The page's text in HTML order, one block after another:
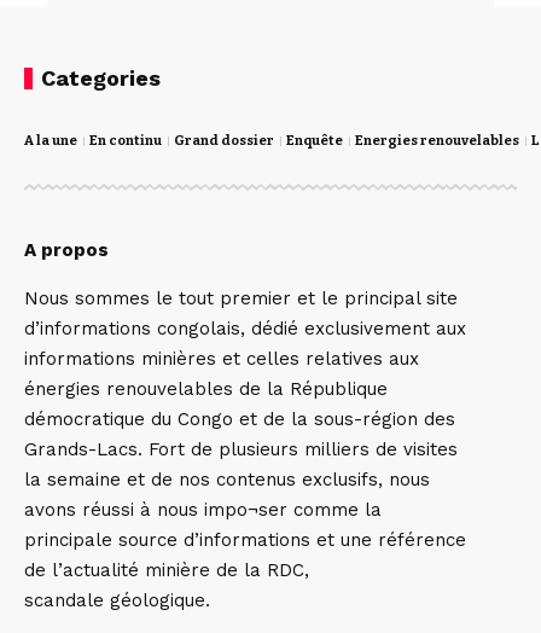
Categories
A la une En continu Grand dossier Enquête Energies renouvelables
A propos
Nous sommes le tout premier et le principal site
d’informations congolais, dédié exclusivement aux
informations minières et celles relatives aux
énergies renouvelables de la République
démocratique du Congo et de la sous-région des
Grands-Lacs. Fort de plusieurs milliers de visites
la semaine et de nos contenus exclusifs, nous
avons réussi à nous impo¬ser comme la
principale source d’informations et une référence
de l’actualité minière de la RDC,
scandale géologique.